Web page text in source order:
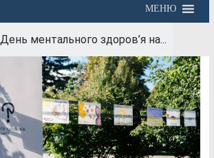
МЕНЮ
День ментального здоров’я на...